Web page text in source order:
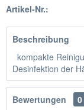
Artikel-Nr.:
Beschreibung
kompakte
Desinfektion der
Bewertungen
0